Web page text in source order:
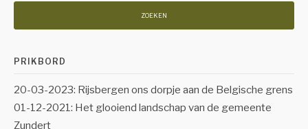
PRIKBORD
20-03-2023: Rijsbergen ons dorpje aan de Belgische grens
01-12-2021: Het glooiend landschap van de gemeente
Zundert